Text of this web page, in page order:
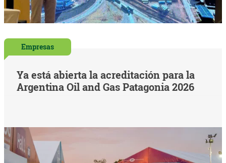
Empresas
Ya está abierta la acreditación para la
Argentina Oil and Gas Patagonia 2026